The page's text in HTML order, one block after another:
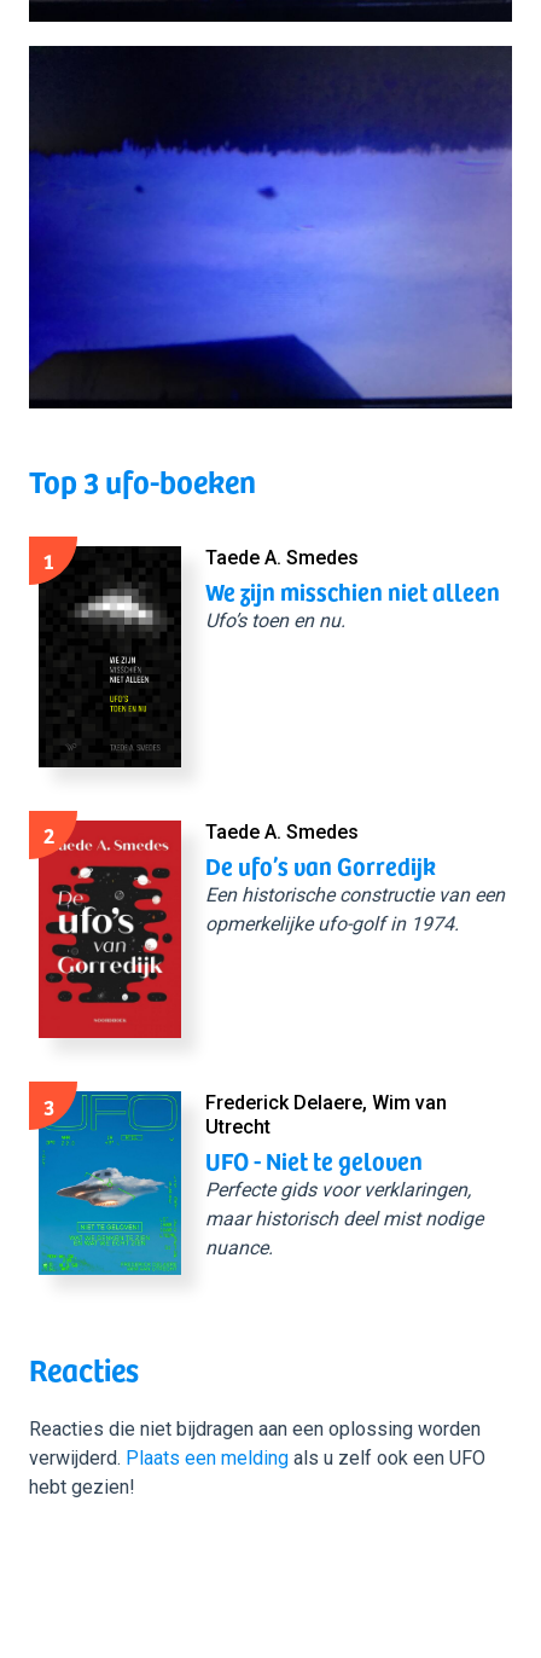
Top 3 ufo-boeken
1 Taede A. Smedes
We zijn misschien niet alleen
Ufo’s toen en nu.
2 Taede A. Smedes
De ufo’s van Gorredijk
Een historische constructie van een
opmerkelijke ufo-golf in 1974.
3
Frederick Delaere, Wim van
Utrecht
UFO - Niet te geloven
Perfecte gids voor verklaringen,
maar historisch deel mist nodige
nuance.
Reacties
Reacties die niet bijdragen aan een oplossing worden
verwijderd. Plaats een melding als u zelf ook een UFO
hebt gezien!